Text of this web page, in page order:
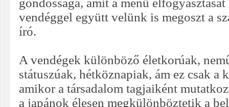
gondossága, amit a menü
vendéggel együtt velünk is megoszt a
író.
A vendégek különböző életkorúak,
státuszúak, hétköznapiak, ám ez csak a
amikor a társadalom tagjaiként
a japánok élesen megkülönböztetik a